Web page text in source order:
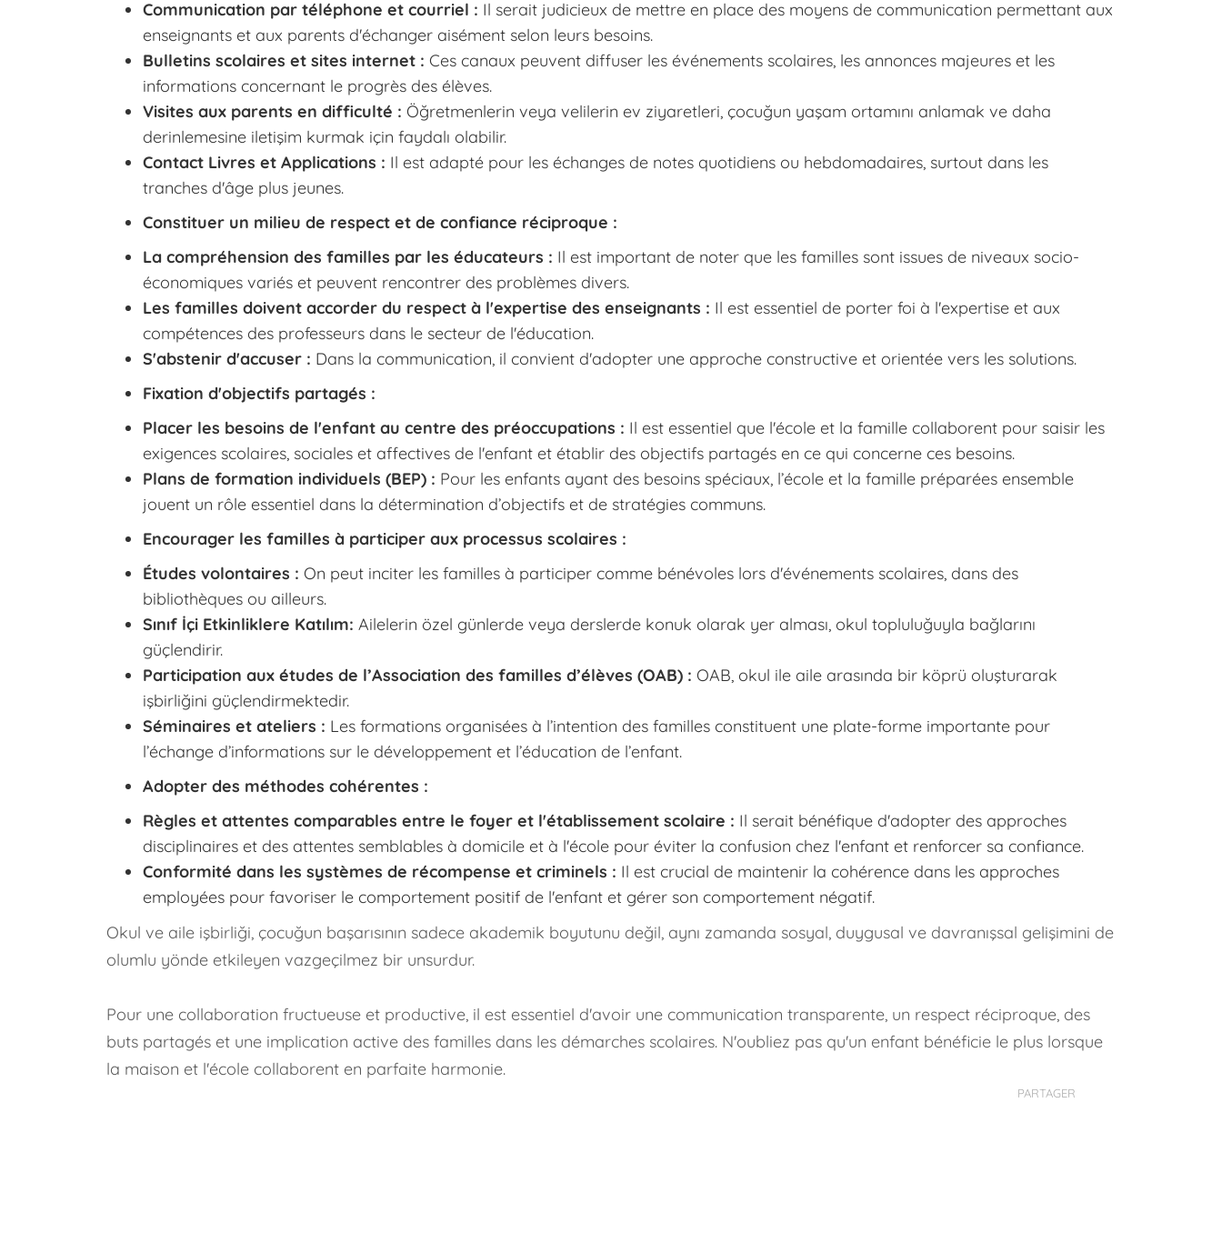
Communication par téléphone et courriel : Il serait judicieux de mettre en place des moyens de communication permettant aux
enseignants et aux parents d'échanger aisément selon leurs besoins.
Bulletins scolaires et sites internet : Ces canaux peuvent diffuser les événements scolaires, les annonces majeures et les
informations concernant le progrès des élèves.
Visites aux parents en difficulté : Öğretmenlerin veya velilerin ev ziyaretleri, çocuğun yaşam ortamını anlamak ve daha
derinlemesine iletişim kurmak için faydalı olabilir.
Contact Livres et Applications : Il est adapté pour les échanges de notes quotidiens ou hebdomadaires, surtout dans les
tranches d'âge plus jeunes.
Constituer un milieu de respect et de confiance réciproque :
La compréhension des familles par les éducateurs : Il est important de noter que les familles sont issues de niveaux socio-
économiques variés et peuvent rencontrer des problèmes divers.
Les familles doivent accorder du respect à l'expertise des enseignants : Il est essentiel de porter foi à l'expertise et aux
compétences des professeurs dans le secteur de l'éducation.
S'abstenir d'accuser : Dans la communication, il convient d'adopter une approche constructive et orientée vers les solutions.
Fixation d'objectifs partagés :
Placer les besoins de l'enfant au centre des préoccupations : Il est essentiel que l'école et la famille collaborent pour saisir les
exigences scolaires, sociales et affectives de l'enfant et établir des objectifs partagés en ce qui concerne ces besoins.
Plans de formation individuels (BEP) : Pour les enfants ayant des besoins spéciaux, l’école et la famille préparées ensemble
jouent un rôle essentiel dans la détermination d’objectifs et de stratégies communs.
Encourager les familles à participer aux processus scolaires :
Études volontaires : On peut inciter les familles à participer comme bénévoles lors d'événements scolaires, dans des
bibliothèques ou ailleurs.
Sınıf İçi Etkinliklere Katılım: Ailelerin özel günlerde veya derslerde konuk olarak yer alması, okul topluluğuyla bağlarını
güçlendirir.
Participation aux études de l’Association des familles d’élèves (OAB) : OAB, okul ile aile arasında bir köprü oluşturarak
işbirliğini güçlendirmektedir.
Séminaires et ateliers : Les formations organisées à l’intention des familles constituent une plate-forme importante pour
l’échange d’informations sur le développement et l’éducation de l’enfant.
Adopter des méthodes cohérentes :
Règles et attentes comparables entre le foyer et l'établissement scolaire : Il serait bénéfique d'adopter des approches
disciplinaires et des attentes semblables à domicile et à l'école pour éviter la confusion chez l'enfant et renforcer sa confiance.
Conformité dans les systèmes de récompense et criminels : Il est crucial de maintenir la cohérence dans les approches
employées pour favoriser le comportement positif de l'enfant et gérer son comportement négatif.
Okul ve aile işbirliği, çocuğun başarısının sadece akademik boyutunu değil, aynı zamanda sosyal, duygusal ve davranışsal gelişimini de
olumlu yönde etkileyen vazgeçilmez bir unsurdur.
Pour une collaboration fructueuse et productive, il est essentiel d'avoir une communication transparente, un respect réciproque, des
buts partagés et une implication active des familles dans les démarches scolaires. N'oubliez pas qu'un enfant bénéficie le plus lorsque
la maison et l'école collaborent en parfaite harmonie.
PARTAGER